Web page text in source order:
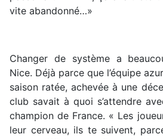
vite abandonné…»
Changer de système a
Nice. Déjà parce que l’équipe
saison ratée, achevée à une
club savait à quoi s’attendre
champion de France. « Les
leur cerveau, ils te suivent,